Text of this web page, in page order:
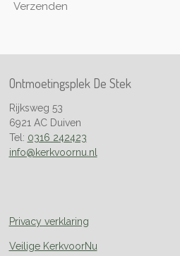
Verzenden
Ontmoetingsplek De Stek
Rijksweg 53
6921 AC Duiven
Tel: 0316 242423
info@kerkvoornu.nl
Privacy verklaring
Veilige KerkvoorNu